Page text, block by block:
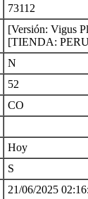
73112
[Versión: Vigus
[TIENDA:
N
52
CO
Hoy
S
21/06/2025